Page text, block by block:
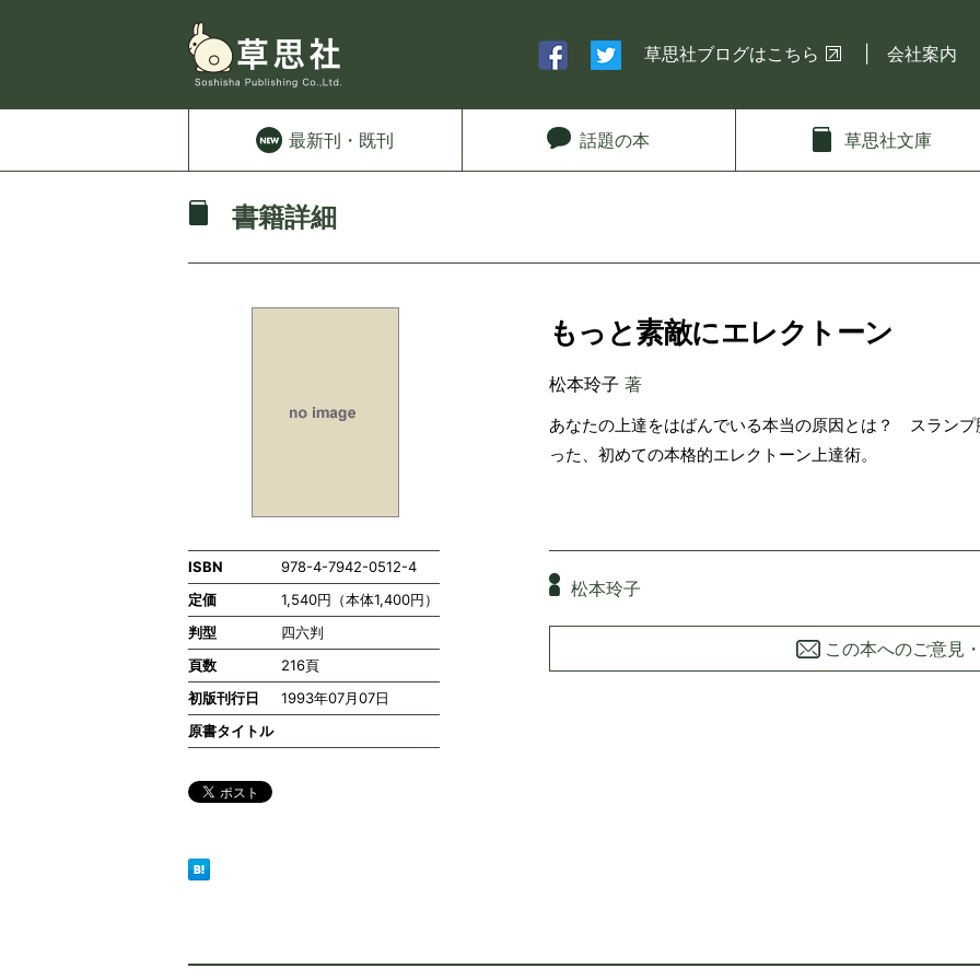
草思社ブログはこちら 会社案内
最新刊 ・既刊 話題の本 草思社文庫
書籍詳細
もっと素敵にエレクトーン
松本玲子 著
あなたの上達をはばんでいる本当の原因とは？ スラン
った、初めての本格的エレクトーン上達術。
ISBN
978-4-7942-0512-4
定価
1,540円（本体1,400円）
判型
四六判
頁数
216頁
初版刊行日
1993年07月07日
原書タイトル
松本玲子
この本へのご意見